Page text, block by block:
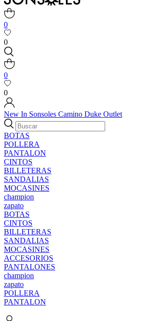
0
0
0
0
New In Sonsoles Camino Duke Outlet
BOTAS
POLLERA
PANTALON
CINTOS
BILLETERAS
SANDALIAS
MOCASINES
champion
zapato
BOTAS
CINTOS
BILLETERAS
SANDALIAS
MOCASINES
ACCESORIOS
PANTALONES
champion
zapato
POLLERA
PANTALON